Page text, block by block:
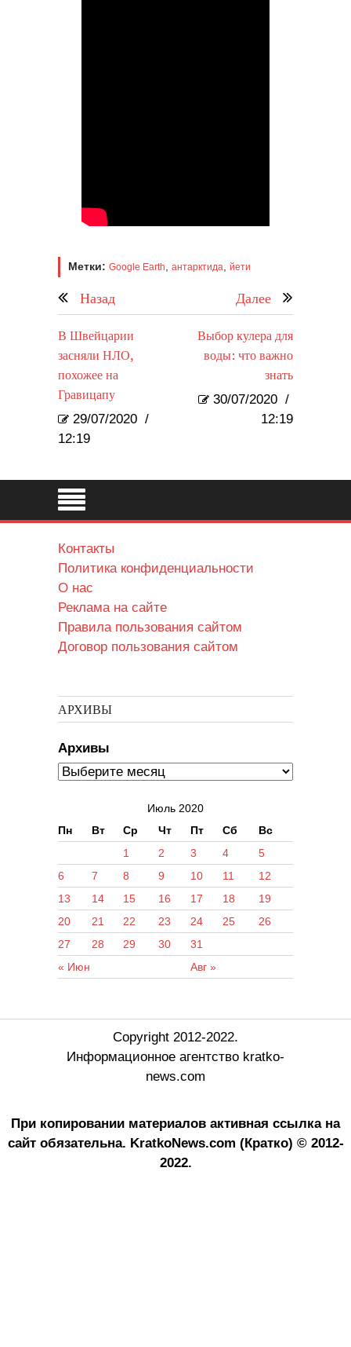
Метки: Google Earth антарктида йети
Назад Далее
В Швейцарии
засняли НЛО,
похожее на
Гравицапу
29/07/2020 /
12:19
Выбор кулера для
воды: что важно
знать
30/07/2020 /
12:19
Контакты
Политика конфиденциальности
О нас
Реклама на сайте
Правила пользования сайтом
Договор пользования сайтом
АРХИВЫ
Архивы
Июль 2020
Пн
Вт Ср Чт Пт Сб Вс
« Июн Авг »
1 2 3 4
5
6
7 8 9 10 11
12
13
14 15 16 17 18
19
20
21 22 23 24 25
26
27
28 29 30 31
Copyright 2012-2022.
Информационное агентство kratko-
news.com
При копировании материалов активная ссылка на
сайт обязательна. KratkoNews.com (Кратко) © 2012-
2022.